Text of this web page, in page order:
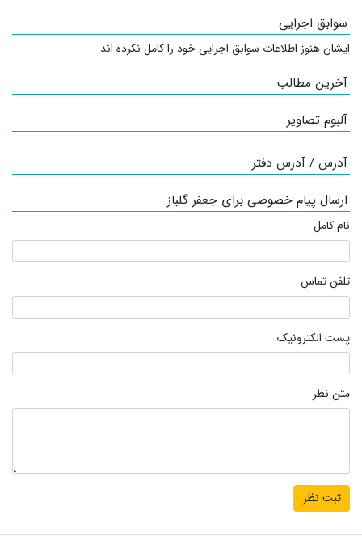
سوابق اجرایی
ایشان هنوز اطلاعات سوابق اجرایی خود را کامل نکرده اند
آخرین مطالب
آلبوم تصاویر
آدرس / آدرس دفتر
ارسال پیام خصوصی برای جعفر گلباز
نام کامل
تلفن تماس
پست الکترونیک
متن نظر